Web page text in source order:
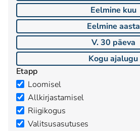
Eelmine kuu
Eelmine aasta
V. 30 päeva
Kogu ajalugu
Etapp
Loomisel
Allkirjastamisel
Riigikogus
Valitsusasutuses